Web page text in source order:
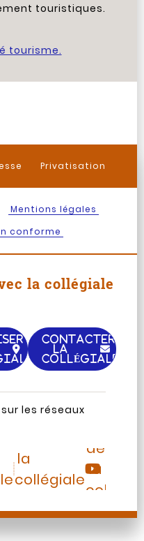
touristiques.
tourisme.
Privatisation
Mentions légales
conforme
la collégiale
CONTACTER
LA
COLLÉGIALE
les réseaux
TripAdvisor
la
collégiale
Martin
de
la
Saint-
Martin